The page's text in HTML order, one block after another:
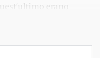
erano